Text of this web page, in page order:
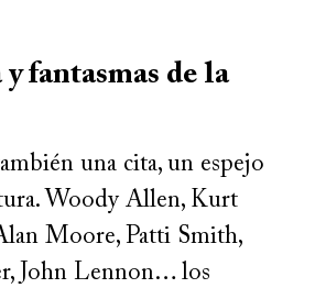
fantasmas de la
una cita, un espejo
Woody Allen, Kurt
Moore, Patti Smith,
John Lennon… los